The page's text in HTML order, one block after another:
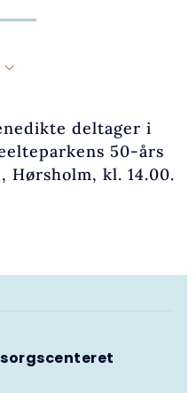
deltager i
50-års
Hørsholm, kl. 14.00.